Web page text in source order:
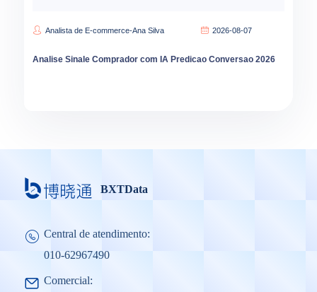
Analista de E-commerce-Ana Silva 2026-08-07
Analise Sinale Comprador com IA Predicao Conversao 2026
BXTData
Central de atendimento:
010-62967490
Comercial: